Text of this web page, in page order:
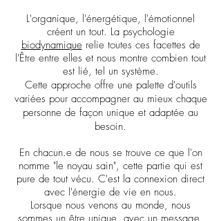
L'organique, l'énergétique, l'émotionnel
créent un tout. La psychologie
biodynamique relie toutes ces facettes de
l'Être entre elles et nous montre combien tout
est lié, tel un système.
Cette approche offre une palette d'outils
variées pour accompagner au mieux chaque
personne de façon unique et adaptée au
besoin.
En chacun.e de nous se trouve ce que l'on
nomme "le noyau sain", cette partie qui est
pure de tout vécu. C'est la connexion direct
avec l'énergie de vie en nous.
Lorsque nous venons au monde, nous
sommes un être unique, avec un message,